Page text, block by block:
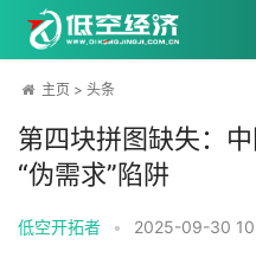
主页 > 头条
第四块拼图缺失：
“伪需求”陷阱
低空开拓者 • 2025-09-30